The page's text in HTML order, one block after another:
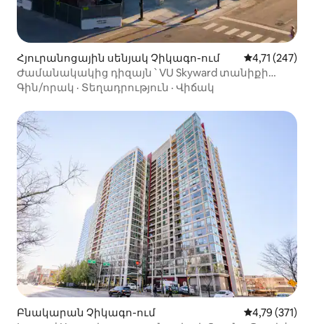
Հյուրանոցային սենյակ Չիկագո-ում Միջին
4,71 (247)
Ժամանակակից դիզայն ՝ VU Skyward տանիքի
բարով
Գին/որակ · Տեղադրություն · Վիճակ
Բնակարան Չիկագո-ում Միջին
4,79 (371)